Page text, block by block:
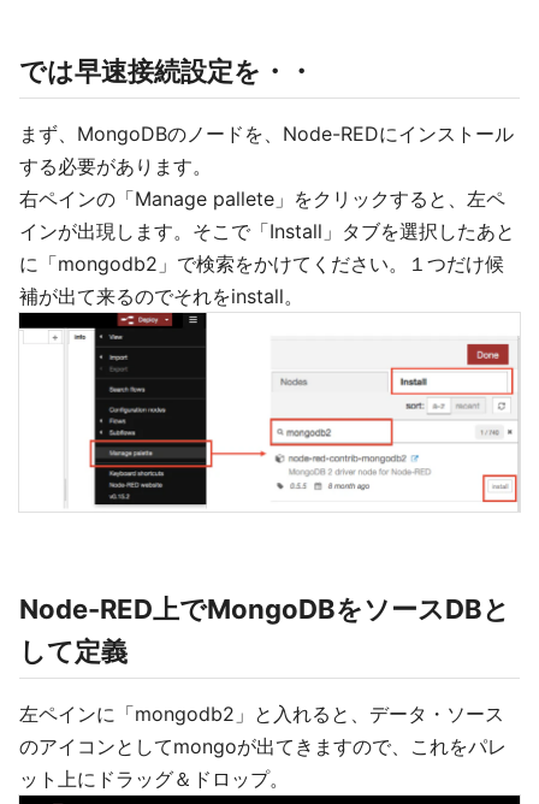
では早速接続設定を・・
まず、MongoDBのノードを、Node-REDにインストール
する必要があります。
右ペインの「Manage pallete」をクリックすると、左ペ
インが出現します。そこで「Install」タブを選択したあと
に「mongodb2」で検索をかけてください。１つだけ候
補が出て来るのでそれをinstall。
Node-RED上でMongoDBをソースDBと
して定義
左ペインに「mongodb2」と入れると、データ・ソース
のアイコンとしてmongoが出てきますので、これをパレ
ット上にドラッグ＆ドロップ。